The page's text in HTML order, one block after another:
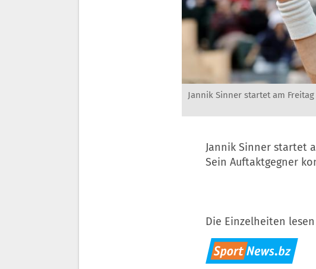
Jannik Sinner startet am
Jannik Sinner startet
Sein Auftaktgegner
Die Einzelheiten